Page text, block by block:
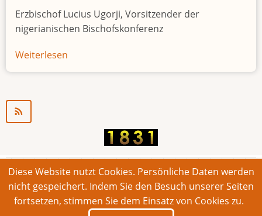
Erzbischof Lucius Ugorji, Vorsitzender der
nigerianischen Bischofskonferenz
Weiterlesen
Jugendarbeitslosigkeit
© 2026 Bonner Aufruf. Alle Rechte vorbehalten.
Footer
Impressum Kontakt Intern
Diese Website nutzt Cookies. Persönliche Daten werden
nicht gespeichert. Indem Sie den Besuch unserer Seiten
fortsetzen, stimmen Sie dem Einsatz von Cookies zu.